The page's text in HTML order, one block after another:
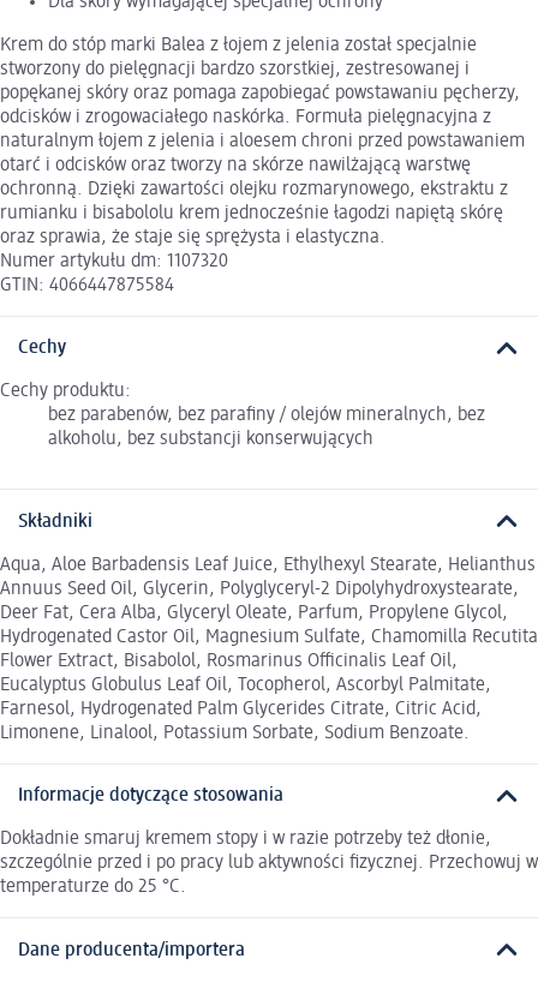
Krem do stóp marki Balea z łojem z jelenia został specjalnie
stworzony do pielęgnacji bardzo szorstkiej, zestresowanej i
popękanej skóry oraz pomaga zapobiegać powstawaniu pęcherzy,
odcisków i zrogowaciałego naskórka. Formuła pielęgnacyjna z
naturalnym łojem z jelenia i aloesem chroni przed powstawaniem
otarć i odcisków oraz tworzy na skórze nawilżającą warstwę
ochronną. Dzięki zawartości olejku rozmarynowego, ekstraktu z
rumianku i bisabololu krem jednocześnie łagodzi napiętą skórę
oraz sprawia, że staje się sprężysta i elastyczna.
Numer artykułu dm: 1107320
GTIN: 4066447875584
Cechy
Cechy produktu:
bez parabenów, bez parafiny / olejów mineralnych, bez
alkoholu, bez substancji konserwujących
Składniki
Aqua, Aloe Barbadensis Leaf Juice, Ethylhexyl Stearate, Helianthus
Annuus Seed Oil, Glycerin, Polyglyceryl-2 Dipolyhydroxystearate,
Deer Fat, Cera Alba, Glyceryl Oleate, Parfum, Propylene Glycol,
Hydrogenated Castor Oil, Magnesium Sulfate, Chamomilla Recutita
Flower Extract, Bisabolol, Rosmarinus Officinalis Leaf Oil,
Eucalyptus Globulus Leaf Oil, Tocopherol, Ascorbyl Palmitate,
Farnesol, Hydrogenated Palm Glycerides Citrate, Citric Acid,
Limonene, Linalool, Potassium Sorbate, Sodium Benzoate.
Informacje dotyczące stosowania
Dokładnie smaruj kremem stopy i w razie potrzeby też dłonie,
szczególnie przed i po pracy lub aktywności fizycznej. Przechowuj w
temperaturze do 25 °C.
Dane producenta/importera